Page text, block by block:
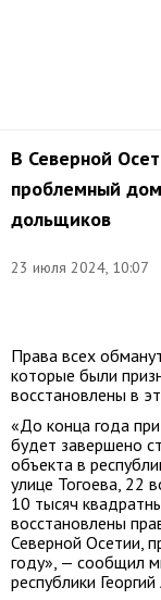
В Северной
проблемный
дольщиков
23 июля 2024, 10:07
Права всех
которые были
восстановлены в
«До конца года
будет завершено
объекта в
улице Тогоева, 22
10 тысяч
восстановлены
Северной Осетии,
году», — сообщил
республики